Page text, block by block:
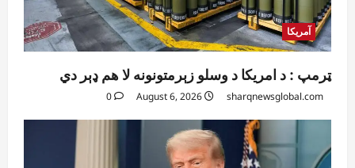
آمریکا
ټرمپ : د امریکا د وسلو زېرمتونونه لا هم ډېر دي
sharqnewsglobal.com
0